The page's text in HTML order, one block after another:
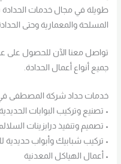
طويلة في مجال خدمات الحدادة
المسلحة والمعمارية وحتى
تواصل معنا الآن للحصول
جميع أنواع أعمال الحدادة.
خدمات حداد شركة المصطفى
• تصنيع وتركيب البوابات
• تصميم وتنفيذ درابزينات
• تركيب شبابيك وأبواب حديدية
• أعمال الهياكل المعدنية